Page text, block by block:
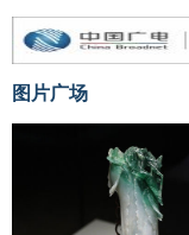
图片广场